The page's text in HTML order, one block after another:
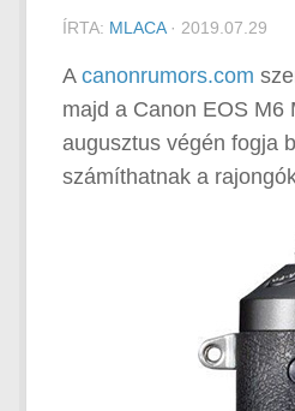
ÍRTA: MLACA· 2019.07.29
A canonrumors.com
majd a Canon EOS M6
augusztus végén fogja
számíthatnak a